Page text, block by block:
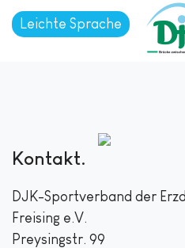
Leichte Sprache
Kontakt
DJK-Sportverband der
Freising e.V.
Preysingstr. 99